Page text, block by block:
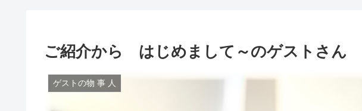
ご紹介から はじめまして～のゲストさん
ゲストの物 事 人